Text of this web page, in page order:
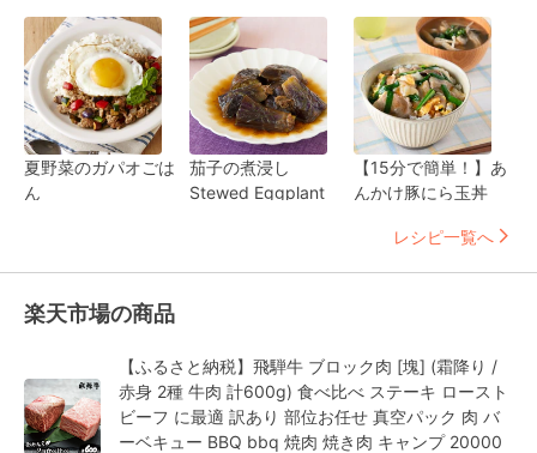
夏野菜のガパオごは
ん
茄子の煮浸し
Stewed Eggplant
【15分で簡単！】あ
んかけ豚にら玉丼
レシピ一覧へ
楽天市場の商品
【ふるさと納税】飛騨牛 ブロック肉 [塊] (霜降り /
赤身 2種 牛肉 計600g) 食べ比べ ステーキ ロースト
ビーフ に最適 訳あり 部位お任せ 真空パック 肉 バ
ーベキュー BBQ bbq 焼肉 焼き肉 キャンプ 20000